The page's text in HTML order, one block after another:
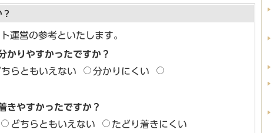
運営の参考といたします。
かりやすかったですか？
らともいえない
分かりにくい
きやすかったですか？
どちらともいえない
たどり着きにくい